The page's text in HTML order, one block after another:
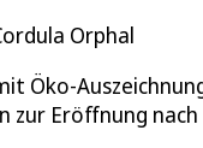
Orphal
Öko-
zur Eröffnung